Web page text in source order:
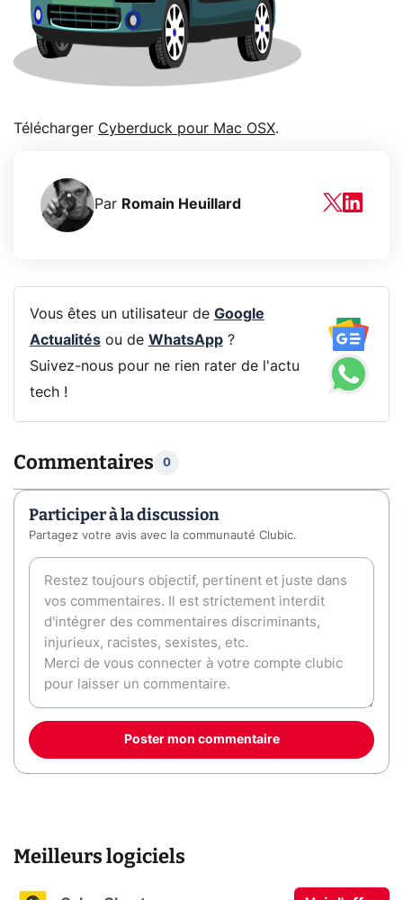
Télécharger Cyberduck pour Mac OSX.
Par Romain Heuillard
Vous êtes un utilisateur de Google
Actualitésou de WhatsApp?
Suivez-nous pour ne rien rater de l'actu
tech !
Commentaires 0
Participer à la discussion
Partagez votre avis avec la communauté Clubic.
Poster mon commentaire
Meilleurs logiciels